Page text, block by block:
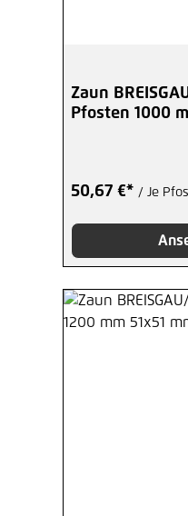
Zaun
Pfosten 1000
50,67 €* / Je